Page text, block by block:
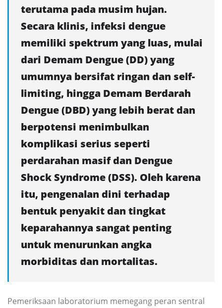
terutama pada musim hujan.
Secara klinis, infeksi dengue
memiliki spektrum yang luas, mulai
dari Demam Dengue (DD) yang
umumnya bersifat ringan dan self-
limiting, hingga Demam Berdarah
Dengue (DBD) yang lebih berat dan
berpotensi menimbulkan
komplikasi serius seperti
perdarahan masif dan Dengue
Shock Syndrome (DSS). Oleh karena
itu, pengenalan dini terhadap
bentuk penyakit dan tingkat
keparahannya sangat penting
untuk menurunkan angka
morbiditas dan mortalitas.
Pemeriksaan laboratorium memegang peran sentral